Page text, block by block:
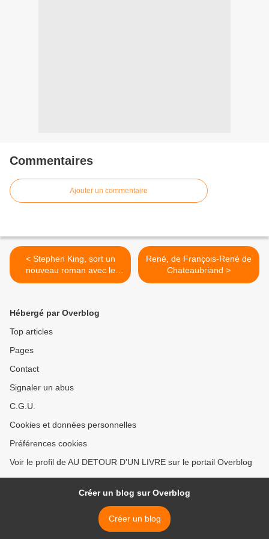
Commentaires
Ajouter un commentaire
< Stephen King, sort un
nouveau roman avec le
retour d’un personnage
René, de François-René de
Chateaubriand >
Hébergé par Overblog
Top articles
Pages
Contact
Signaler un abus
C.G.U.
Cookies et données personnelles
Préférences cookies
Voir le profil de AU DETOUR D'UN LIVRE sur le portail Overblog
Créer un blog sur Overblog
Créer un blog